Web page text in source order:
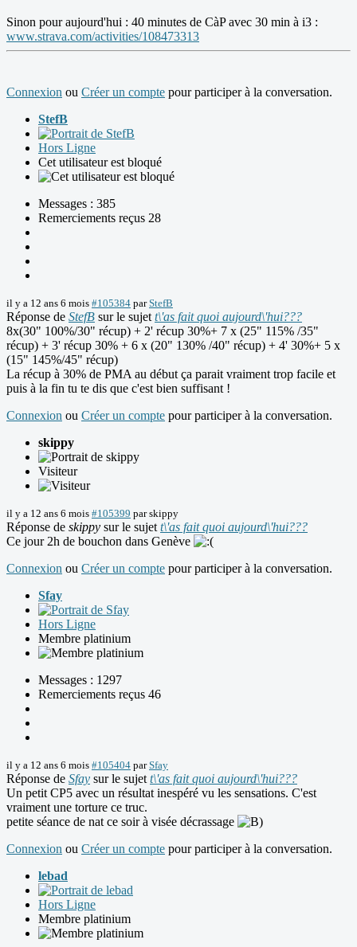
Sinon pour aujourd'hui : 40 minutes de CàP avec 30 min à i3 :
www.strava.com/activities/108473313
Connexion ou Créer un compte pour participer à la conversation.
StefB
Hors Ligne
Cet utilisateur est bloqué
Messages : 385
Remerciements reçus 28
il y a 12 ans 6 mois #105384 parStefB
Réponse de StefB sur le sujet t\'as fait quoi aujourd\'hui???
8x(30" 100%/30" récup) + 2' récup 30%+ 7 x (25" 115% /35"
récup) + 3' récup 30% + 6 x (20" 130% /40" récup) + 4' 30%+ 5 x
(15" 145%/45" récup)
La récup à 30% de PMA au début ça parait vraiment trop facile et
puis à la fin tu te dis que c'est bien suffisant !
Connexion ou Créer un compte pour participer à la conversation.
skippy
Visiteur
il y a 12 ans 6 mois #105399 parskippy
Réponse de skippy sur le sujet t\'as fait quoi aujourd\'hui???
Ce jour 2h de bouchon dans Genève
Connexion ou Créer un compte pour participer à la conversation.
Sfay
Hors Ligne
Membre platinium
Messages : 1297
Remerciements reçus 46
il y a 12 ans 6 mois #105404 parSfay
Réponse de Sfay sur le sujet t\'as fait quoi aujourd\'hui???
Un petit CP5 avec un résultat inespéré vu les sensations. C'est
vraiment une torture ce truc.
petite séance de nat ce soir à visée décrassage
Connexion ou Créer un compte pour participer à la conversation.
lebad
Hors Ligne
Membre platinium